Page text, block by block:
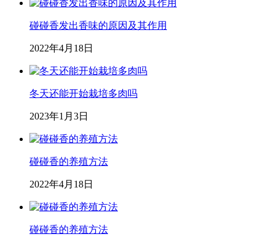
碰碰香发出香味的原因及其作用
2022年4月18日
冬天还能开始栽培多肉吗
2023年1月3日
碰碰香的养殖方法
2022年4月18日
碰碰香的养殖方法